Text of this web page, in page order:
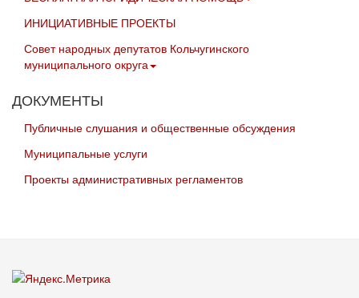
ИНИЦИАТИВНЫЕ ПРОЕКТЫ
Совет народных депутатов Кольчугинского
муниципального округа
ДОКУМЕНТЫ
Публичные слушания и общественные обсуждения
Муниципальные услуги
Проекты административных регламентов